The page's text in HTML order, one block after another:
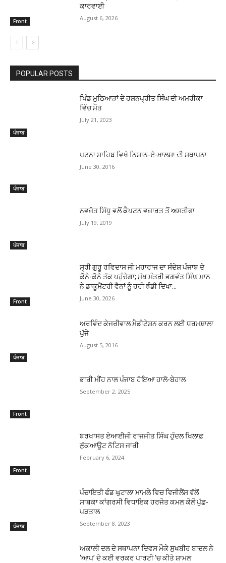
Front
ਕਾਰਵਾਈ
August 6, 2026
POPULAR POSTS
ਪੰਜਾਬ
ਪਿੰਡ ਮੁਠਿਆੜਾਂ ਦੇ ਹਸ਼ਨਪ੍ਰੀਤ ਸਿੰਘ ਦੀ ਅਮਰੀਕਾ
ਵਿੱਚ ਮੌਤ
July 21, 2023
ਪੰਜਾਬ
ਪਟਨਾ ਸਾਹਿਬ ਵਿਖੇ ਨਿਸ਼ਾਨ-ਏ-ਖ਼ਾਲਸਾ ਦੀ ਸਥਾਪਨਾ
June 30, 2016
ਪੰਜਾਬ
ਨਵਜੋਤ ਸਿੱਧੂ ਵਲੋਂ ਕੈਪਟਨ ਵਜ਼ਾਰਤ ਤੋਂ ਅਸਤੀਫਾ
July 19, 2019
Front
ਸ੍ਰੀ ਗੁਰੂ ਰਵਿਦਾਸ ਜੀ ਮਹਾਰਾਜ ਦਾ ਸੰਦੇਸ਼ ਪੰਜਾਬ ਦੇ
ਕੋਨੇ-ਕੋਨੇ ਤੱਕ ਪਹੁੰਚੇਗਾ; ਮੁੱਖ ਮੰਤਰੀ ਭਗਵੰਤ ਸਿੰਘ ਮਾਨ
ਨੇ ਡਾਕੂਮੈਂਟਰੀ ਵੈਨਾਂ ਨੂੰ ਹਰੀ ਝੰਡੀ ਦਿਖਾ...
June 30, 2026
ਪੰਜਾਬ
ਅਰਵਿੰਦ ਕੇਜਰੀਵਾਲ ਮੈਡੀਟੇਸ਼ਨ ਕਰਨ ਲਈ ਧਰਮਸ਼ਾਲਾ
ਪੁੱਜੇ
August 5, 2016
Front
ਭਾਰੀ ਮੀਂਹ ਨਾਲ ਪੰਜਾਬ ਹੋਇਆ ਹਾਲੋ-ਬੇਹਾਲ
September 2, 2025
Front
ਬਰਖਾਸਤ ਏਆਈਜੀ ਰਾਜਜੀਤ ਸਿੰਘ ਹੁੰਦਲ ਖਿਲਾਫ਼
ਲੁੱਕਆਊਟ ਨੋਟਿਸ ਜਾਰੀ
February 6, 2024
ਪੰਜਾਬ
ਪੰਚਾਇਤੀ ਫੰਡ ਘੁਟਾਲਾ ਮਾਮਲੇ ਵਿਚ ਵਿਜੀਲੈਂਸ ਵੱਲੋਂ
ਸਾਬਕਾ ਕਾਂਗਰਸੀ ਵਿਧਾਇਕ ਹਰਜੋਤ ਕਮਲ ਕੋਲੋਂ ਪੁੱਛ-
ਪੜਤਾਲ
September 8, 2023
ਅਕਾਲੀ ਦਲ ਦੇ ਸਥਾਪਨਾ ਦਿਵਸ ਮੌਕੇ ਸੁਖਬੀਰ ਬਾਦਲ ਨੇ
‘ਆਪ’ ਦੇ ਕਈ ਵਰਕਰ ਪਾਰਟੀ ‘ਚ ਕੀਤੇ ਸ਼ਾਮਲ